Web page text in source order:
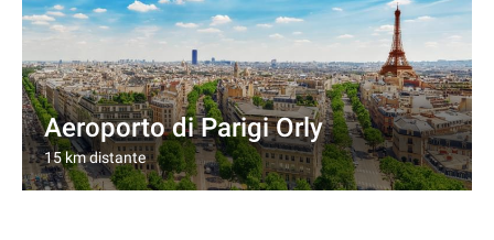
Aeroporto di Parigi Orly
15 km distante